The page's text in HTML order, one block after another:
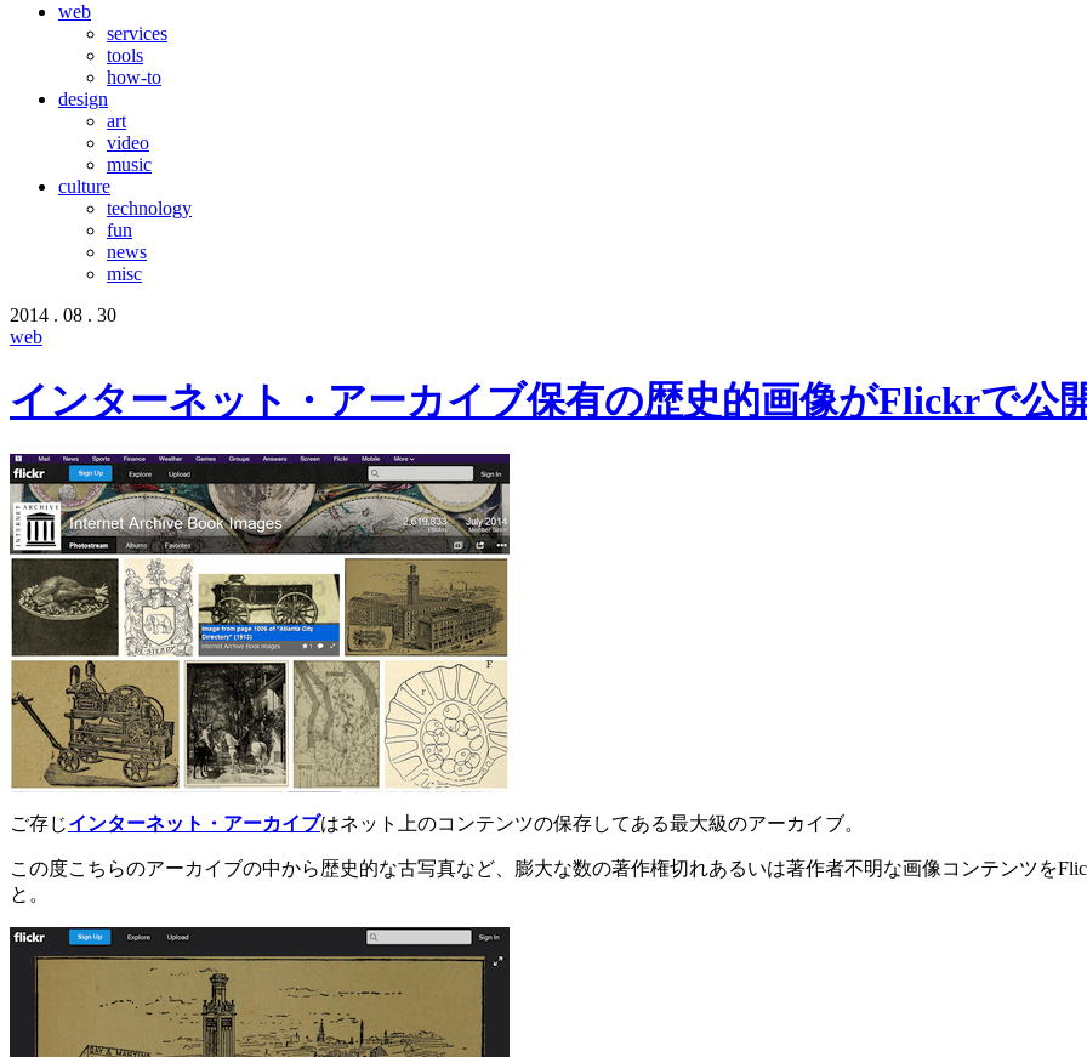
web
services
tools
how-to
design
art
video
music
culture
technology
fun
news
misc
2014 . 08 . 30
web
インターネット・アーカイブ保有の歴史的画像がFlickrで公
ご存じインターネット・アーカイブはネット上のコンテンツの保存してある最大級のアーカイブ。
この度こちらのアーカイブの中から歴史的な古写真など、膨大な数の著作権切れあるいは著作者不明な画像コンテンツを
と。